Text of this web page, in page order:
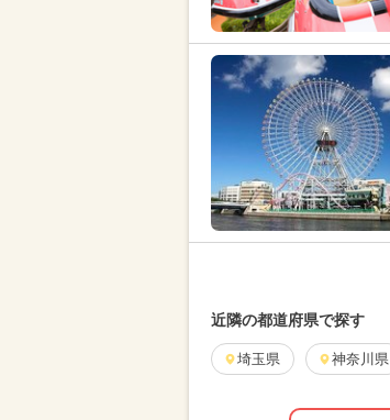
近隣の都道府県で探す
埼玉県 神奈川県